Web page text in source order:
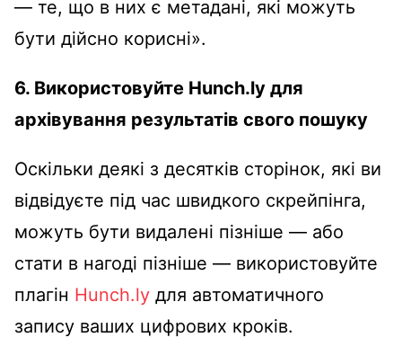
— те, що в них є метадані, які можуть
бути дійсно корисні».
6. Використовуйте Hunch.ly для
архівування результатів свого пошуку
Оскільки деякі з десятків сторінок, які ви
відвідуєте під час швидкого скрейпінга,
можуть бути видалені пізніше — або
стати в нагоді пізніше — використовуйте
плагін Hunch.ly для автоматичного
запису ваших цифрових кроків.